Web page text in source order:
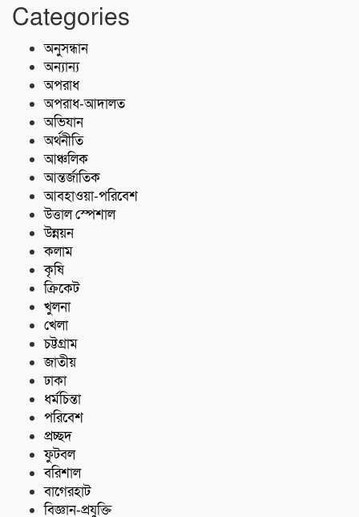
বাগেরহাট-খুলনা মহাসড়কে ‌দুর্ঘটনায়
পিস ইয়াবা জব্দ
Categories
অনুসন্ধান
অন্যান্য
অপরাধ
অপরাধ-আদালত
অভিযান
অর্থনীতি
আঞ্চলিক
আন্তর্জাতিক
আবহাওয়া-পরিবেশ
উত্তাল স্পেশাল
উন্নয়ন
কলাম
কৃষি
ক্রিকেট
খুলনা
খেলা
চট্টগ্রাম
জাতীয়
ঢাকা
ধর্মচিন্তা
পরিবেশ
প্রচ্ছদ
ফুটবল
বরিশাল
বাগেরহাট
বিজ্ঞান-প্রযুক্তি